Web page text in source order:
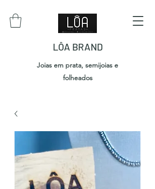
LÔA BRAND
Joias em prata, semijoias e
folheados